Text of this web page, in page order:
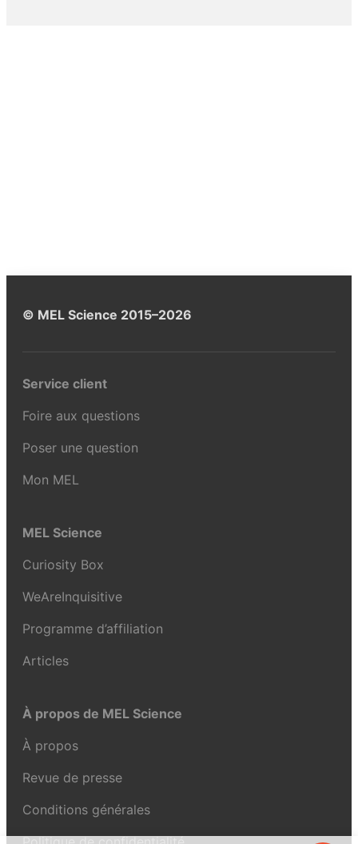
© MEL Science 2015–2026
Service client
Foire aux questions
Poser une question
Mon MEL
MEL Science
Curiosity Box
WeAreInquisitive
Programme d’affiliation
Articles
À propos de MEL Science
À propos
Revue de presse
Conditions générales